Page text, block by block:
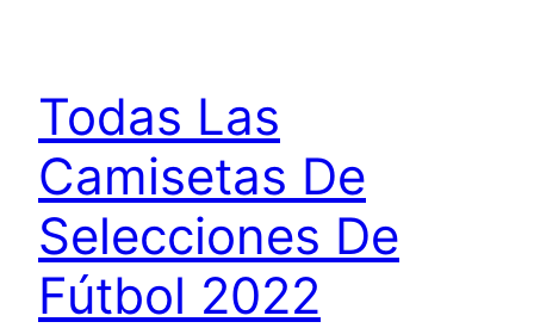
Todas Las
Camisetas De
Selecciones De
Fútbol 2022